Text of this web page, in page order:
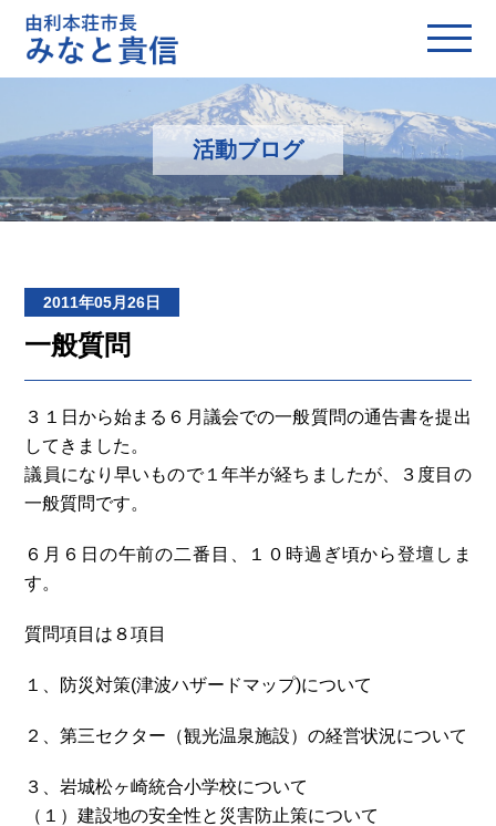
活動ブログ
2011年05月26日
一般質問
３１日から始まる６月議会での一般質問の通告書を提出
してきました。
議員になり早いもので１年半が経ちましたが、３度目の
一般質問です。
６月６日の午前の二番目、１０時過ぎ頃から登壇しま
す。
質問項目は８項目
１、防災対策(津波ハザードマップ)について
２、第三セクター（観光温泉施設）の経営状況について
３、岩城松ヶ崎統合小学校について
（１）建設地の安全性と災害防止策について